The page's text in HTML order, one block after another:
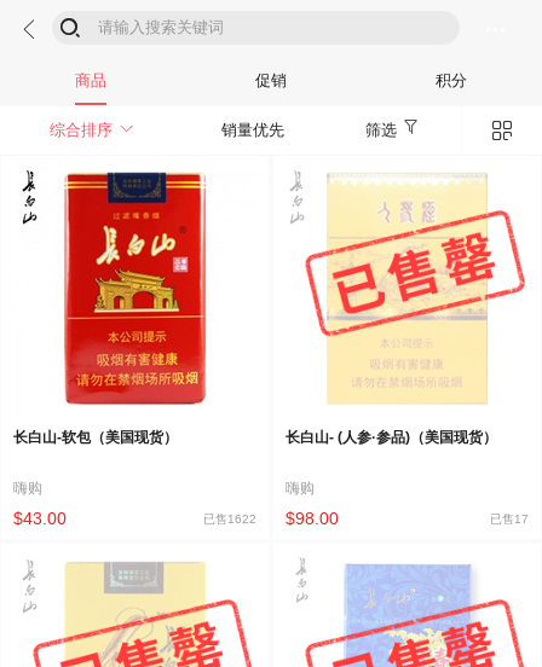
 
商品 促销 积分
综合排序  销量优先 筛选 
长白山-软包（美国现货）
嗨购
$43.00 已售1622
长白山- (人参·参品)（美国现货）
嗨购
$98.00 已售17